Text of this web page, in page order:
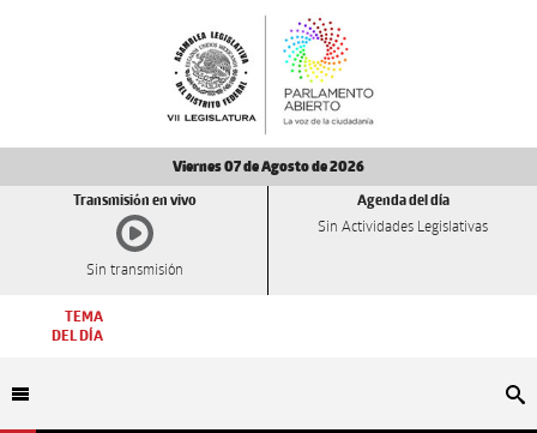
Viernes 07 de Agosto de 2026
Transmisión en vivo
Sin transmisión
Agenda del día
Sin Actividades Legislativas
TEMA
DEL DÍA